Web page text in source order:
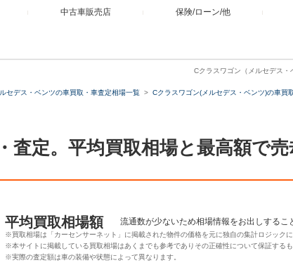
中古車販売店 保険/ローン/他
Cクラスワゴン（メルセデス
ルセデス・ベンツの車買取・車査定相場一覧
Cクラスワゴン(メルセデス・ベンツ)の車買
査定。平均買取相場と最高額で
平均買取相場額 流通数が少ないため相場情報をお出しするこ
※買取相場は「カーセンサーネット」に掲載された物件の価格を元に独自の集計ロジックに
※本サイトに掲載している買取相場はあくまでも参考でありその正確性について保証するも
※実際の査定額は車の装備や状態によって異なります。